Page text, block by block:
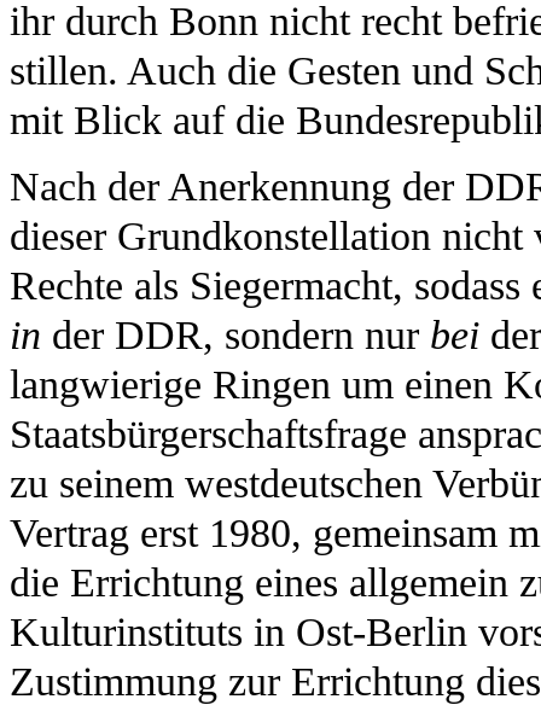
ihr durch Bonn nicht recht
stillen. Auch die Gesten und
mit Blick auf die
Nach der Anerkennung der
dieser Grundkonstellation
Rechte als Siegermacht,
in der DDR, sondern nur bei
langwierige Ringen um einen
Staatsbürgerschaftsfrage
zu seinem westdeutschen
Vertrag erst 1980, gemeinsam
die Errichtung eines allgemein
Kulturinstituts in Ost-Berlin
Zustimmung zur Errichtung